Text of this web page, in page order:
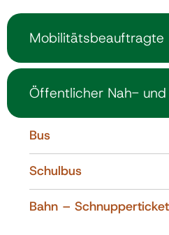
Mobilitätsbeauftragte
Öffentlicher Nah- und
Bus
Schulbus
Bahn – Schnupperticket